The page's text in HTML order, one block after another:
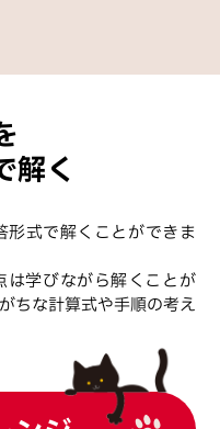
解く
式で解くことができま
は学びながら解くことが
ちな計算式や手順の考え